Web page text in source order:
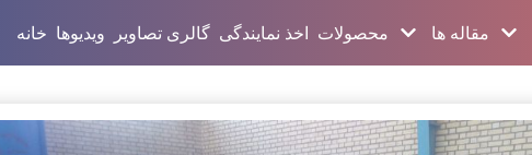
خانه ویدیوها گالری تصاویر اخذ نمایندگی محصولات مقاله ها